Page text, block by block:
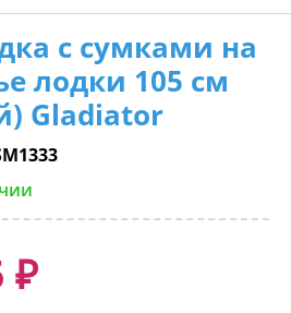
с сумками на
лодки 105 см
Gladiator
₽